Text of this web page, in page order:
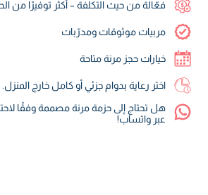
فعّالة من حيث التكلفة – أكثر توفيرًا من
مربيات موثوقات ومدرّبات
خيارات حجز مرنة متاحة
اختر رعاية بدوام جزئي أو كامل خارج المنزل.
هل تحتاج إلى حزمة مرنة مصممة وفقًا
عبر واتساب!